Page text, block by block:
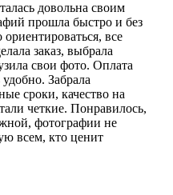
довольна своим
прошла быстро и без
все
заказ, выбрала
свои фото. Оплата
Забрала
сроки, качество на
четкие. Понравилось,
фотографии не
всем, кто ценит